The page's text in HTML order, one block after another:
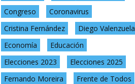
Congreso
Coronavirus
Cristina Fernández
Diego Valenzuela
Economía
Educación
Elecciones 2023
Elecciones 2025
Fernando Moreira
Frente de Todos